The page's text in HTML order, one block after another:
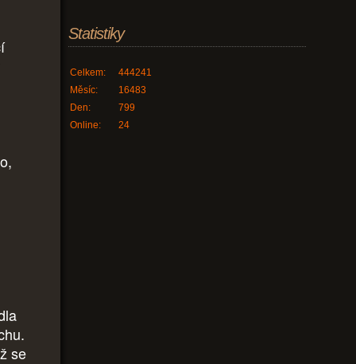
se
Statistiky
Online: 24
Celkem:
444241
Měsíc:
16483
Den:
799